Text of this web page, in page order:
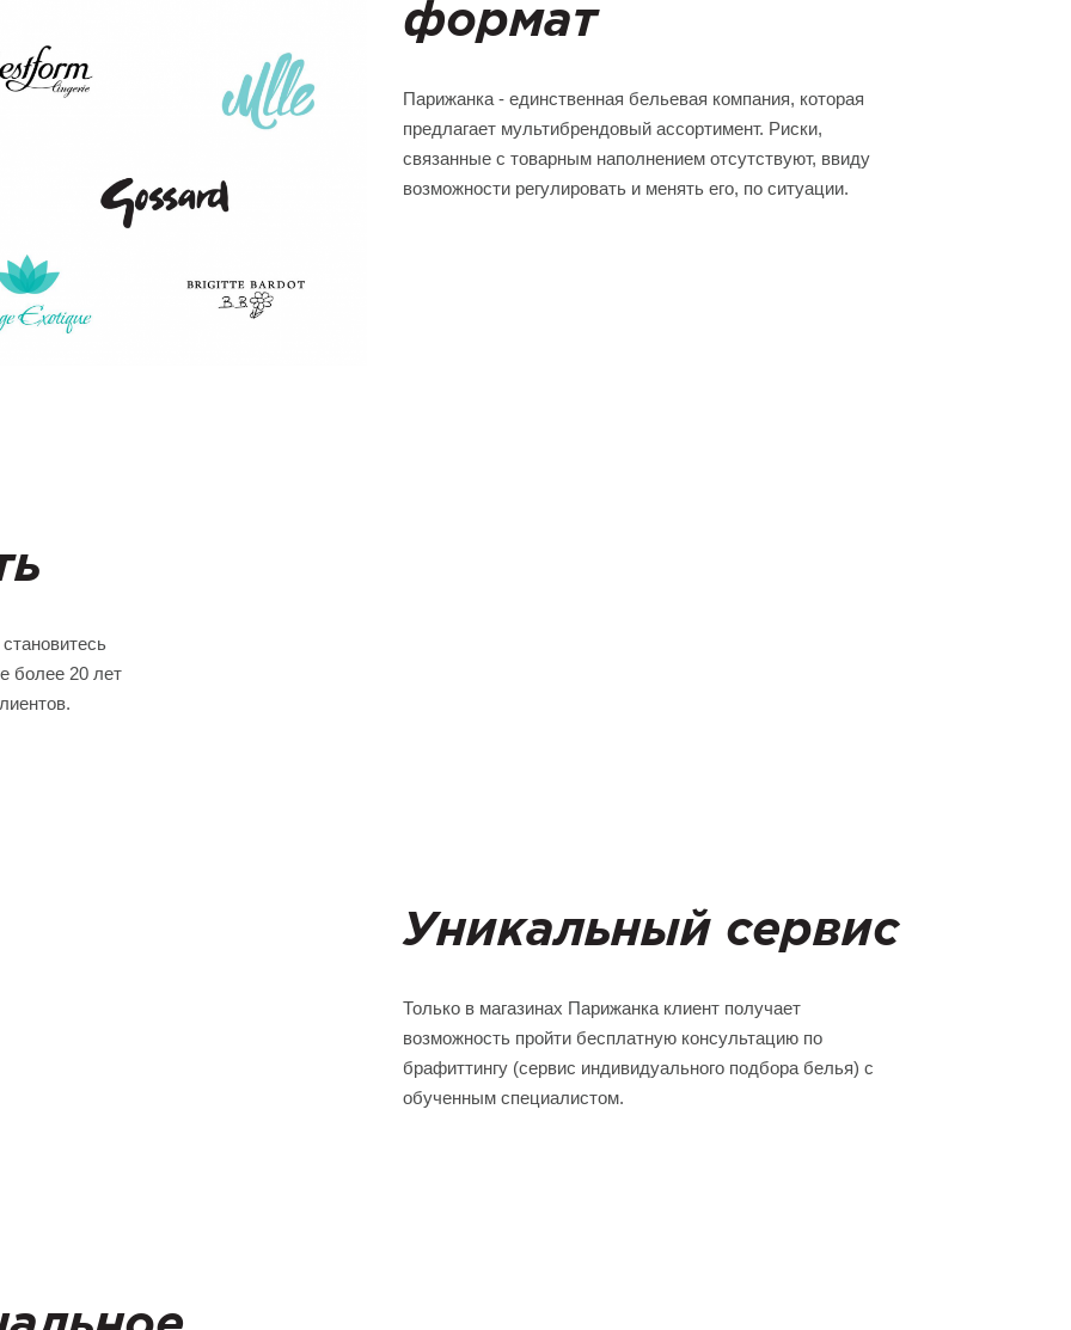
формат
Парижанка - единственная бельевая компания, которая
предлагает мультибрендовый ассортимент. Риски,
связанные с товарным наполнением отсутствуют, ввиду
возможности регулировать и менять его, по ситуации.
более 20 лет
Уникальный сервис
Только в магазинах Парижанка клиент получает
возможность пройти бесплатную консультацию по
брафиттингу (сервис индивидуального подбора белья) с
обученным специалистом.